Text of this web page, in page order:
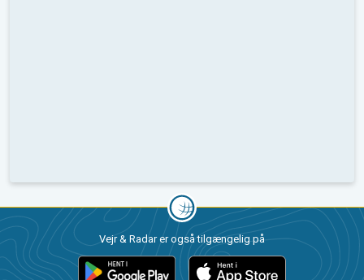
Vejr & Radar er også tilgængelig på